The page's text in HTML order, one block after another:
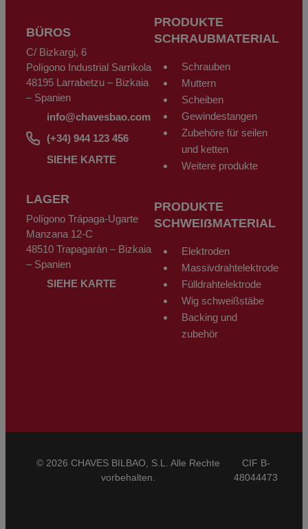
kann jederzeit sein Recht auf Zugang, Berichtigung, Löschung und
Widerspruch gemäß den Bestimmungen der Allgemeinen
Datenschutzverordnung (DSGVO) vom 27. April 2016 ausüben, indem er
ein Schreiben zusammen mit einer Fotokopie seines Personalausweises
an CHAVES BILBAO, S.L. C/Bizkargi, 6 Polígono Industrial Sarrikola 48195
Larrabetzu - Bizkaia - Spanien oder über die E-Mail-Adresse
info@chavesbao.comsendet.
BÜROS
C/ Bizkargi, 6
Polígono Industrial Sarrikola
48195 Larrabetzu – Bizkaia
– Spanien
info@chavesbao.com
(+34) 944 123 456
SIEHE KARTE
LAGER
Polígono Trápaga-Ugarte
Manzana 12-C
48510 Trapagarán – Bizkaia
– Spanien
SIEHE KARTE
PRODUKTE
SCHRAUBMATERIAL
Schrauben
Muttern
Scheiben
Gewindestangen
Zubehöre für seilen
und ketten
Weitere produkte
PRODUKTE
SCHWEIẞMATERIAL
Elektroden
Massivdrahtelektrode
Fülldrahtelektrode
Wig schweißstäbe
Backing und
zubehör
© 2026 CHAVES BILBAO, S.L. Alle Rechte
vorbehalten.
CIF B-
48044473